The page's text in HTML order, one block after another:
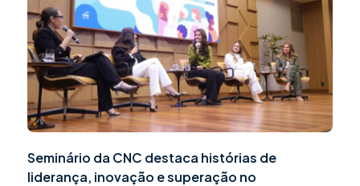
Seminário da CNC destaca histórias de
liderança, inovação e superação no